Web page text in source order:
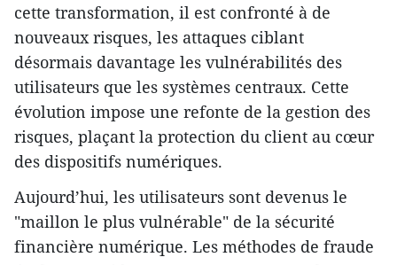
cette transformation, il est confronté à de
nouveaux risques, les attaques ciblant
désormais davantage les vulnérabilités des
utilisateurs que les systèmes centraux. Cette
évolution impose une refonte de la gestion des
risques, plaçant la protection du client au cœur
des dispositifs numériques.
Aujourd’hui, les utilisateurs sont devenus le
"maillon le plus vulnérable" de la sécurité
financière numérique. Les méthodes de fraude